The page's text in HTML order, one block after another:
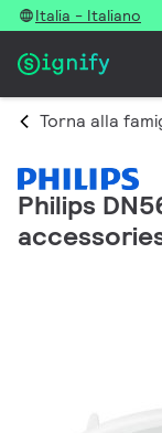
Italia - Italiano
Torna alla
Philips